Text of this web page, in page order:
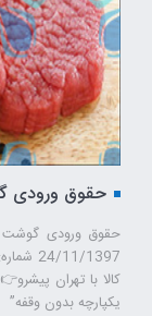
حقوق ورودی گوشت
کالا با تهران
یکپارچه بدون وقفه”